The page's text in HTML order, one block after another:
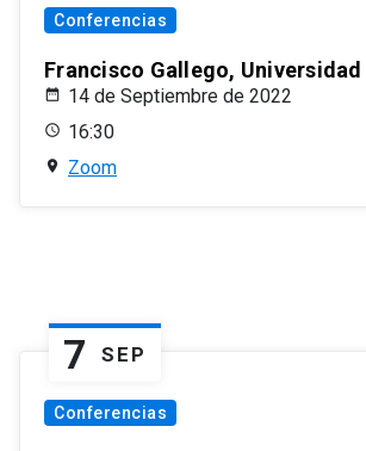
Conferencias
Francisco Gallego,
14 de Septiembre de 2022
16:30
Zoom
7 SEP
Conferencias